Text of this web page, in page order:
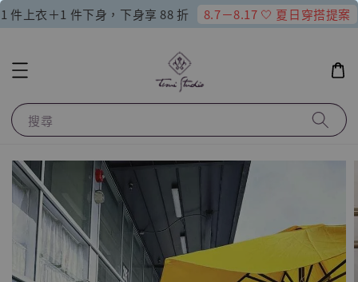
1 件上衣＋1 件下身，下身享 88 折 8.7－8.17 🤍 夏日穿搭提案
搜尋